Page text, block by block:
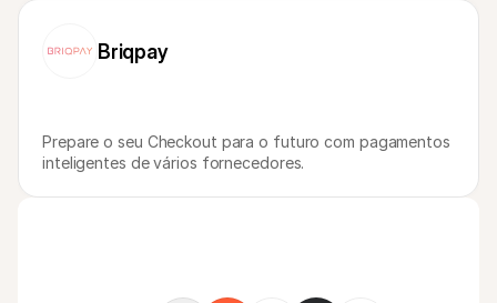
Briqpay
Prepare o seu Checkout para o futuro com pagamentos
inteligentes de vários fornecedores.